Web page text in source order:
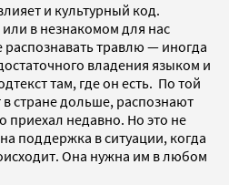
и культурный код.
или в незнакомом для нас
травлю — иногда
владения языком и
там, где он есть. По той
стране дольше, распознают
приехал недавно. Но это не
поддержка в ситуации, когда
Она нужна им в любом